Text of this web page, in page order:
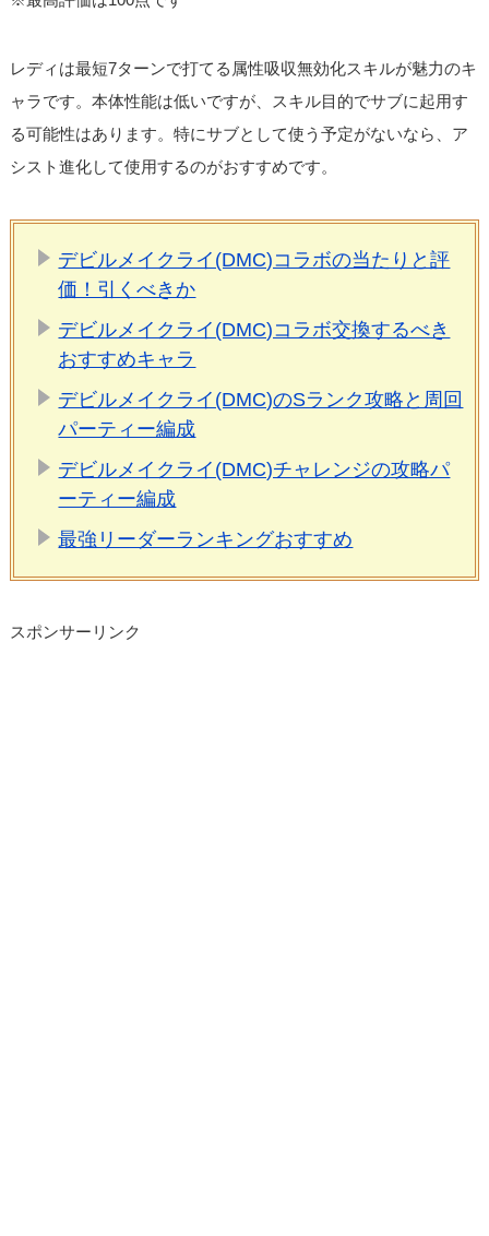
レディは最短7ターンで打てる属性吸収無効化スキルが魅力のキ
ャラです。本体性能は低いですが、スキル目的でサブに起用す
る可能性はあります。特にサブとして使う予定がないなら、ア
シスト進化して使用するのがおすすめです。
デビルメイクライ(DMC)コラボの当たりと評
価！引くべきか
デビルメイクライ(DMC)コラボ交換するべき
おすすめキャラ
デビルメイクライ(DMC)のSランク攻略と周回
パーティー編成
デビルメイクライ(DMC)チャレンジの攻略パ
ーティー編成
最強リーダーランキングおすすめ
スポンサーリンク